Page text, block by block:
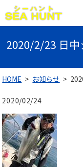
2020/2/23 日
HOME お知らせ
2020/02/24